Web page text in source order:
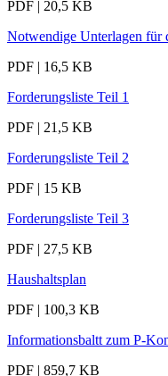
PDF | 20,5 KB
Notwendige Unterlagen für
PDF | 16,5 KB
Forderungsliste Teil 1
PDF | 21,5 KB
Forderungsliste Teil 2
PDF | 15 KB
Forderungsliste Teil 3
PDF | 27,5 KB
Haushaltsplan
PDF | 100,3 KB
Informationsbaltt zum P-
PDF | 859,7 KB